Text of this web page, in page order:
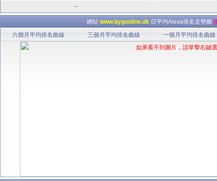
--
網站 www.bygonline.dk 日平均Alexa排名走勢圖
六個月平均排名曲線
三個月平均排名曲線 一個月平均排名曲線